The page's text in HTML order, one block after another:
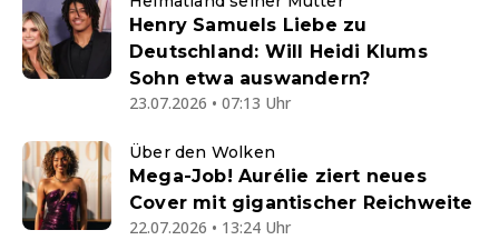
Henry Samuels Liebe zu
Deutschland: Will Heidi Klums
Sohn etwa auswandern?
23.07.2026 • 07:13 Uhr
Über den Wolken
Mega-Job! Aurélie ziert neues
Cover mit gigantischer Reichweite
22.07.2026 • 13:24 Uhr